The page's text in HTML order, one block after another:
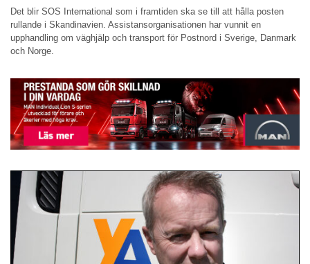
Det blir SOS International som i framtiden ska se till att hålla posten
rullande i Skandinavien. Assistansorganisationen har vunnit en
upphandling om väghjälp och transport för Postnord i Sverige, Danmark
och Norge.